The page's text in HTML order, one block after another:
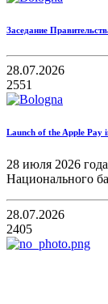
Заседание
28.07.2026
2551
Launch of the Apple Pay
28 июля 2026 года
Национального
28.07.2026
2405